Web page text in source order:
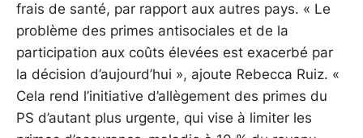
frais de santé, par rapport aux autres pays. « Le
problème des primes antisociales et de la
participation aux coûts élevées est exacerbé par
la décision d’aujourd’hui », ajoute Rebecca Ruiz. «
Cela rend l’initiative d’allègement des primes du
PS d’autant plus urgente, qui vise à limiter les